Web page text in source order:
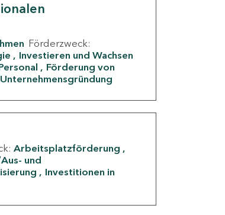
Förderzweck:
Investieren und Wachsen
Förderung von
Unternehmensgründung
Arbeitsplatzförderung
und
Investitionen in